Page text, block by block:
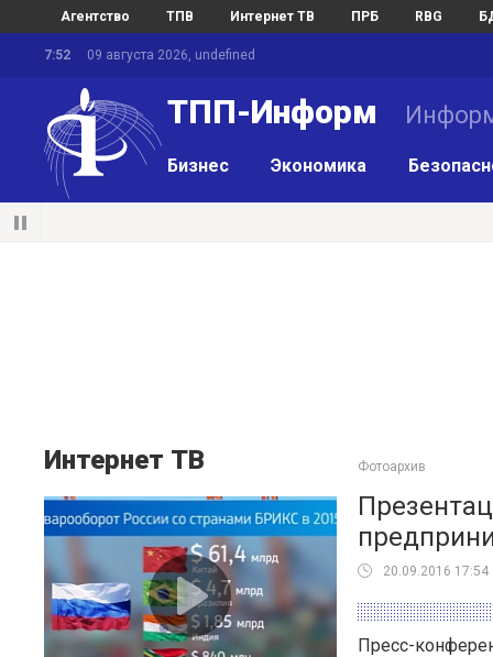
Агентство ТПВ Интернет ТВ ПРБ RBG
7:52 09 августа 2026, undefined
ТПП-Информ
Бизнес Экономика
Интернет ТВ Фотоархив
20.09.2016 17:54
Пресс-